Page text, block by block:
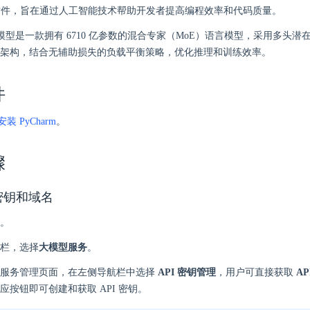
，旨在通过人工智能技术帮助开发者提高编程效率和代码质量。
型是一款拥有 6710 亿参数的混合专家（MoE）语言模型，采用多头潜
架构，结合无辅助损失的负载平衡策略，优化推理和训练效率。
装 PyCharm。
和域名
。
，选择大模型服务。
务管理页面，在左侧导航栏中选择 API 密钥管理 ，用户可直接获取
按钮即可创建和获取 API 密钥。